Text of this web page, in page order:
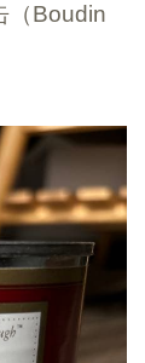
（Boudin